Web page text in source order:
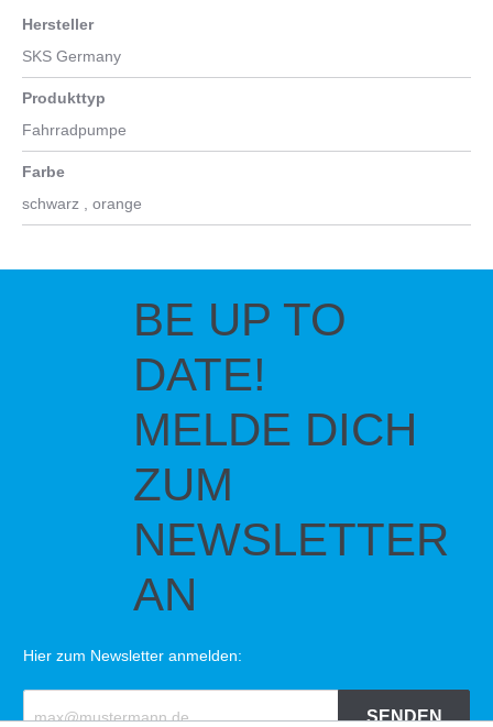
Hersteller
SKS Germany
Produkttyp
Fahrradpumpe
Farbe
schwarz , orange
BE UP TO
DATE!
MELDE DICH
ZUM
NEWSLETTER
AN
Hier zum Newsletter anmelden:
SENDEN